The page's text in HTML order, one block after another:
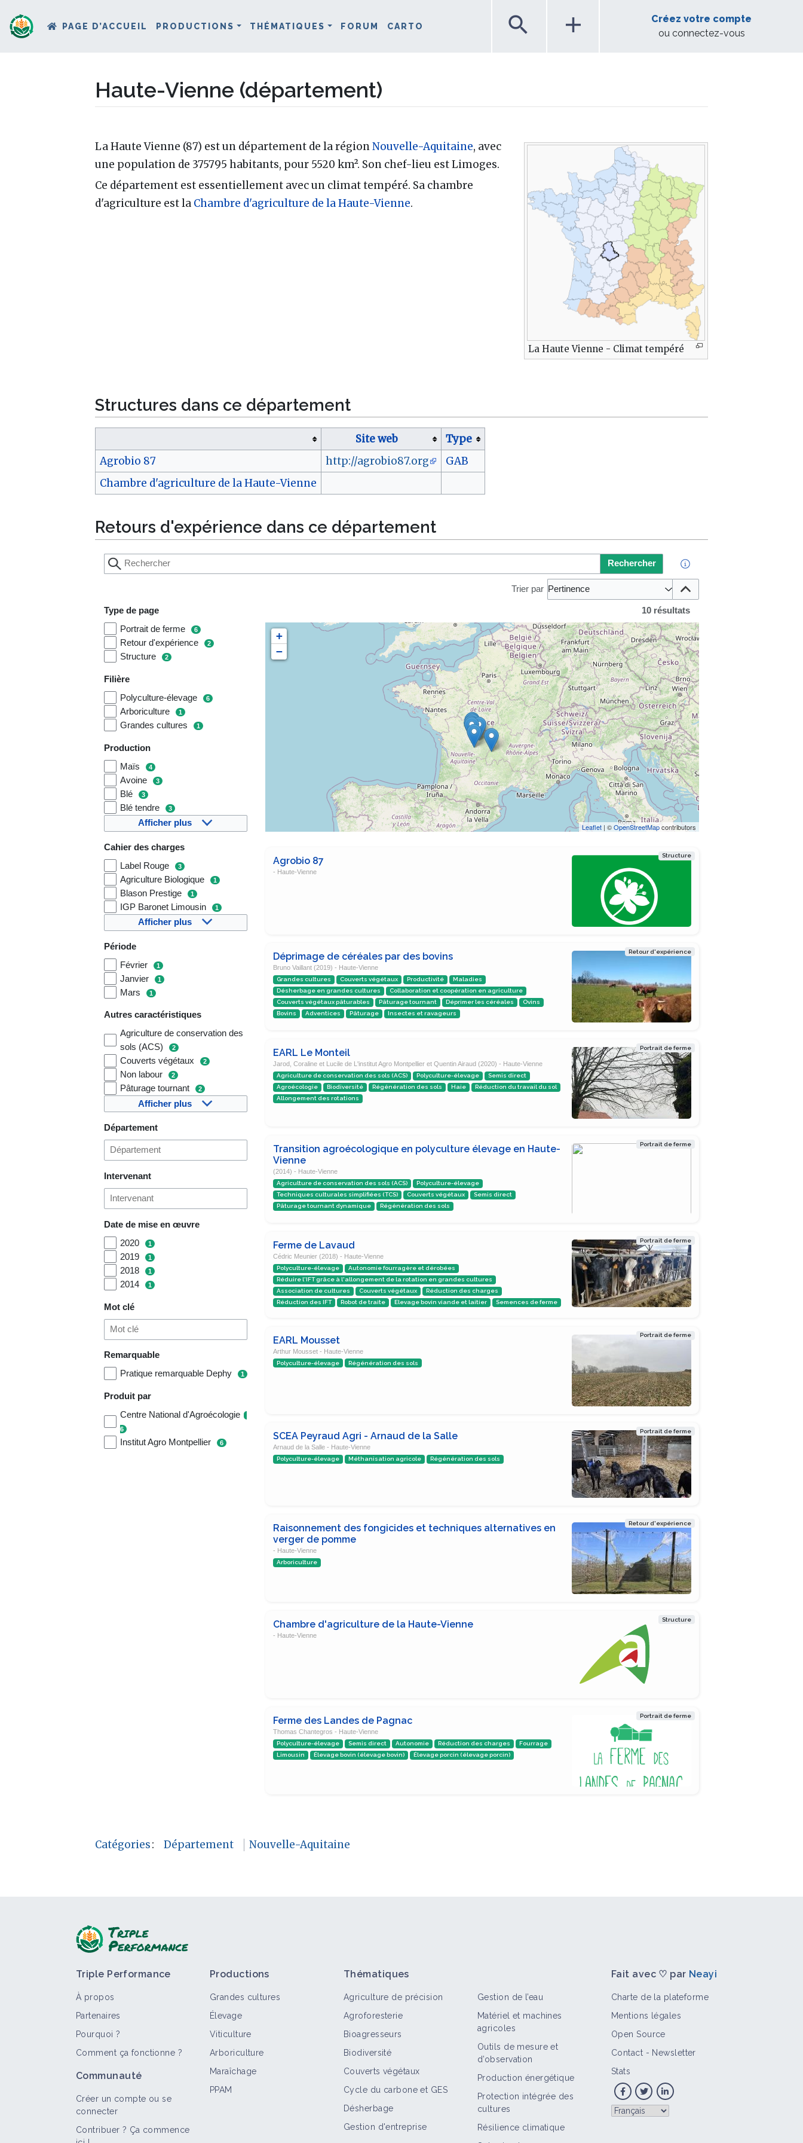
PAGE D’ACCUEIL PRODUCTIONS THÉMATIQUES FORUM CARTO search add
Créez votre compte
ou connectez-vous
Haute-Vienne (département)
La Haute Vienne - Climat tempéré
La Haute Vienne (87) est un département de la régionNouvelle-Aquitaine, avec
une population de 375795 habitants, pour 5520 km². Son chef-lieu est Limoges.
Ce département est essentiellement avec un climat tempéré. Sa chambre
d'agriculture est la Chambre d'agriculture de la Haute-Vienne.
Structures dans ce département
Site web
Type
Agrobio 87
http://agrobio87.org
GAB
Chambre d'agriculture de la Haute-Vienne
Retours d'expérience dans ce département
Rechercher
Trier par Pertinence
Type de page
Portrait de ferme
6
Retour d'expérience 2
Structure 2
Filière
Polyculture-élevage
6
Arboriculture 1
Grandes cultures 1
Production
Maïs
4
Avoine 3
Blé 3
Blé tendre 3
Afficher plus
Cahier des charges
Label Rouge
3
Agriculture Biologique 1
Blason Prestige 1
IGP Baronet Limousin 1
Afficher plus
Période
Février
1
Janvier 1
Mars 1
Autres caractéristiques
Agriculture de conservation des
sols (ACS)
2
Couverts végétaux 2
Non labour 2
Pâturage tournant 2
Afficher plus
Département
Intervenant
Date de mise en œuvre
2020
1
2019 1
2018 1
2014 1
Mot clé
Remarquable
Pratique remarquable Dephy
1
Produit par
Centre National d'Agroécologie
6
Institut Agro Montpellier 6
10 résultats
+
−
Leaflet | ©OpenStreetMapcontributors
Structure
Agrobio 87
- Haute-Vienne
Retour d'expérience
Déprimage de céréales par des bovins
Bruno Vaillant (2019) - Haute-Vienne
Grandes cultures Couverts végétaux Productivité
Maladies
Désherbage en grandes cultures
Collaboration et coopération en agriculture
Couverts végétaux pâturables
Pâturage tournant Déprimer les céréales
Ovins
Bovins
Adventices Pâturage Insectes et ravageurs
Portrait de ferme
EARL Le Monteil
Jarod, Coraline et Lucile de L'institut Agro Montpellier et Quentin Airaud (2020) - Haute-Vienne
Agriculture de conservation des sols (ACS) Polyculture-élevage
Semis direct
Agroécologie
Biodiversité Régénération des sols Haie
Réduction du travail du sol
Allongement des rotations
Portrait de ferme
Transition agroécologique en polyculture élevage en Haute-
Vienne
(2014) - Haute-Vienne
Agriculture de conservation des sols (ACS)
Polyculture-élevage
Techniques culturales simplifiées (TCS)
Couverts végétaux
Semis direct
Pâturage tournant dynamique
Régénération des sols
Portrait de ferme
Ferme de Lavaud
Cédric Meunier (2018) - Haute-Vienne
Polyculture-élevage
Autonomie fourragère et dérobées
Réduire l'IFT grâce à l'allongement de la rotation en grandes cultures
Association de cultures
Couverts végétaux
Réduction des charges
Réduction des IFT
Robot de traite Elevage bovin viande et laitier Semences de ferme
Portrait de ferme
EARL Mousset
Arthur Mousset - Haute-Vienne
Polyculture-élevage Régénération des sols
Portrait de ferme
SCEA Peyraud Agri - Arnaud de la Salle
Arnaud de la Salle - Haute-Vienne
Polyculture-élevage Méthanisation agricole Régénération des sols
Retour d'expérience
Raisonnement des fongicides et techniques alternatives en
verger de pomme
- Haute-Vienne
Arboriculture
Structure
Chambre d'agriculture de la Haute-Vienne
- Haute-Vienne
Portrait de ferme
Ferme des Landes de Pagnac
Thomas Chantegros - Haute-Vienne
Polyculture-élevage Semis direct Autonomie Réduction des charges
Fourrage
Limousin
Élevage bovin (élevage bovin) Élevage porcin (élevage porcin)
Catégories: Département Nouvelle-Aquitaine
Triple Performance
À propos
Partenaires
Pourquoi ?
Comment ça fonctionne ?
Communauté
Créer un compte ou se
connecter
Contribuer ? Ça commence
Productions
Grandes cultures
Élevage
Viticulture
Arboriculture
Maraîchage
PPAM
Thématiques
Agriculture de précision
Agroforesterie
Bioagresseurs
Biodiversité
Couverts végétaux
Cycle du carbone et GES
Désherbage
Gestion d'entreprise
Gestion de l’eau
Matériel et machines
agricoles
Outils de mesure et
d’observation
Production énergétique
Protection intégrée des
cultures
Résilience climatique
Fait avec ♡ par Neayi
Charte de la plateforme
Mentions légales
Open Source
Contact - Newsletter
Stats